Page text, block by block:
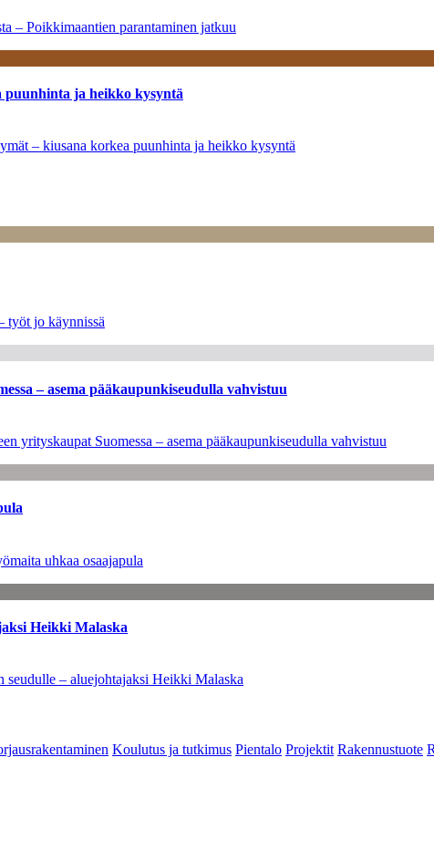
– Poikkimaantien parantaminen jatkuu
puunhinta ja heikko kysyntä
– kiusana korkea puunhinta ja heikko kysyntä
työt jo käynnissä
– asema pääkaupunkiseudulla vahvistuu
yrityskaupat Suomessa – asema pääkaupunkiseudulla vahvistuu
uhkaa osaajapula
Heikki Malaska
seudulle – aluejohtajaksi Heikki Malaska
Koulutus ja tutkimus Pientalo Projektit Rakennustuote